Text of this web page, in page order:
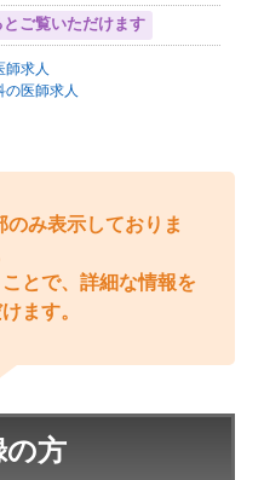
とご覧いただけます
師求人
の医師求人
のみ表示しておりま
とで、詳細な情報を
ます。
の方